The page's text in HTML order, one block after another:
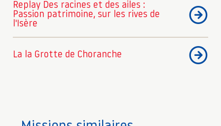
Replay Des racines et des ailes :
Passion patrimoine, sur les rives de
l'Isère
La la Grotte de Choranche